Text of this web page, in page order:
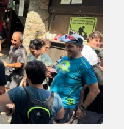
eta hirugarrenen cookie-
eta
teknologiaz
gero, teknologia hori
diguzu.Gehiago